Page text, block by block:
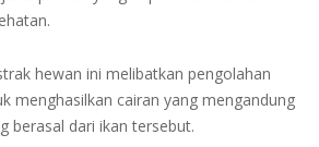
hewan ini melibatkan pengolahan
menghasilkan cairan yang mengandung
berasal dari ikan tersebut.